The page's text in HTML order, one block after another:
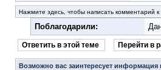
Нажмите здесь, чтобы написать комментарий
Поблагодарили:
Ответить в этой теме Перейти в
Возможно вас заинтересует